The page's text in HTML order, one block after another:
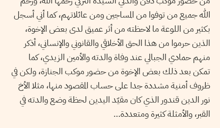
الله جميع من توفوا من المساجين ومن عائلاتهم، كما أني أسجل
بكثير من اللوعة ما لاحظته من أثر عميق لدى بعض الإخوة،
الذين حرموا من هذا الحق الأخلاقي والقانوني والإنساني، أذكر
منهم حمادي الجبالي عند وفاة والدته والأمين الزيدي، كما
تمكن بعد ذلك بعض الإخوة من حضور موكب الجنازة، ولكن في
ظروف أمنية مشددة جدا على حساب المقصود منها، مثلا الأخ
نور الدين قندور الذي كان مقيّد اليدين لحظة وضع والدته في
القبر، والأمثلة كثيرة ومتعددة…